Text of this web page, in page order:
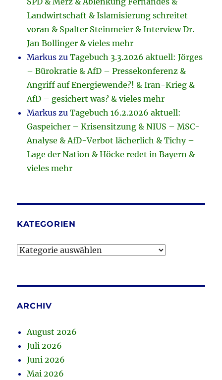
Landwirtschaft & Islamisierung schreitet
voran & Spalter Steinmeier & Interview Dr.
Jan Bollinger & vieles mehr
Markus zuTagebuch 3.3.2026 aktuell: Jörges
– Bürokratie & AfD – Pressekonferenz &
Angriff auf Energiewende?! & Iran-Krieg &
AfD – gesichert was? & vieles mehr
Markus zuTagebuch 16.2.2026 aktuell:
Gaspeicher – Krisensitzung & NIUS – MSC-
Analyse & AfD-Verbot lächerlich & Tichy –
Lage der Nation & Höcke redet in Bayern &
vieles mehr
KATEGORIEN
Kategorien
ARCHIV
August 2026
Juli 2026
Juni 2026
Mai 2026